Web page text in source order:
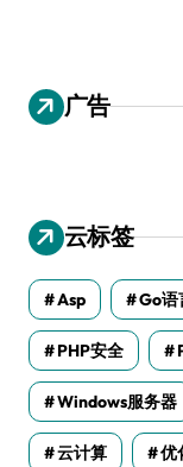
广告
云标签
Asp Go语
PHP安全
Windows服务器
云计算 优